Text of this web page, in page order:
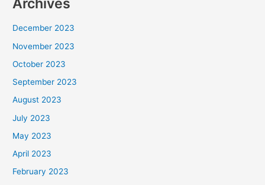
December 2023
November 2023
October 2023
September 2023
August 2023
July 2023
May 2023
April 2023
February 2023